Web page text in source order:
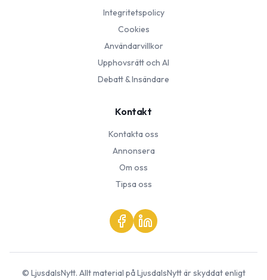
Integritetspolicy
Cookies
Användarvillkor
Upphovsrätt och AI
Debatt & Insändare
Kontakt
Kontakta oss
Annonsera
Om oss
Tipsa oss
© LjusdalsNytt. Allt material påLjusdalsNyttär skyddat enligt